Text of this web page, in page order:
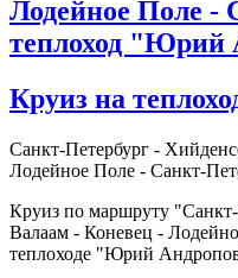
Лодейное Поле -
теплоход "Юрий
Круиз на
Санкт-Петербург -
Лодейное Поле - Санкт-
Круиз по маршруту
Валаам - Коневец -
теплоходе "Юрий